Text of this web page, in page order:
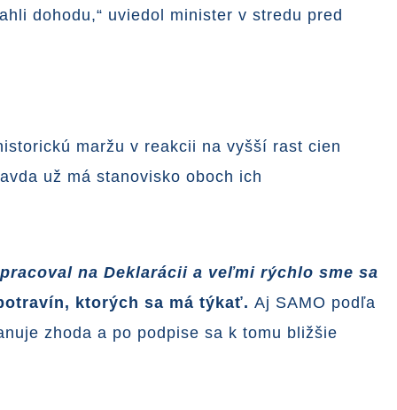
dohodu,“ uviedol minister v stredu pred
maržu v reakcii na vyšší rast cien
už má stanovisko oboch ich
na Deklarácii a veľmi rýchlo sme sa
ktorých sa má týkať. Aj SAMO podľa
zhoda a po podpise sa k tomu bližšie